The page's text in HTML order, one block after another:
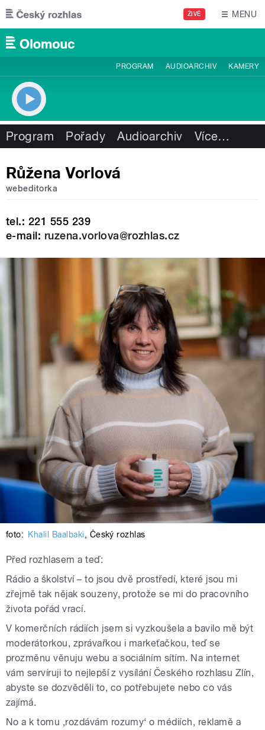
Přejít k hlavnímu obsahu
ŽIVĚ MENU
PROGRAM AUDIOARCHIV KAMERY
Program Pořady Audioarchiv Více…
Růžena Vorlová
webeditorka
tel.: 221 555 239
e-mail: ruzena.vorlova@rozhlas.cz
foto: Khalil Baalbaki, Český rozhlas
Před rozhlasem a teď:
Rádio a školství – to jsou dvě prostředí, které jsou mi
zřejmě tak nějak souzeny, protože se mi do pracovního
života pořád vrací.
V komerčních rádiích jsem si vyzkoušela a bavilo mě být
moderátorkou, zprávařkou i markeťačkou, teď se
prozměnu věnuju webu a sociálním sítím. Na internet
vám servíruji to nejlepší z vysílání Českého rozhlasu Zlín,
abyste se dozvěděli to, co potřebujete nebo co vás
zajímá.
No a k tomu ‚rozdávám rozumy‘ o médiích, reklamě a